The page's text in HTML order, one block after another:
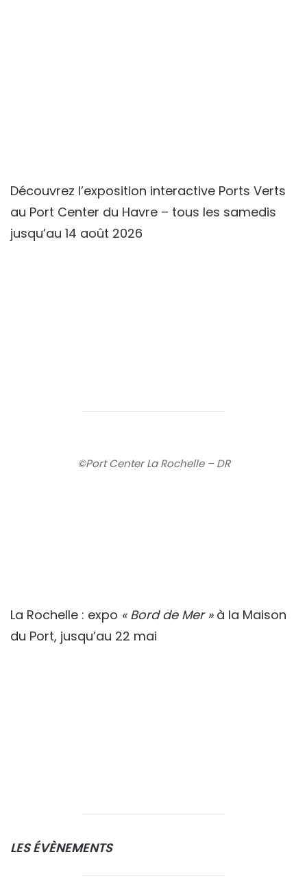
Découvrez l’exposition interactive Ports Verts
au Port Center du Havre – tous les samedis
jusqu’au 14 août 2026
©Port Center La Rochelle – DR
La Rochelle : expo « Bord de Mer » à la Maison
du Port, jusqu’au 22 mai
LES ÉVÈNEMENTS